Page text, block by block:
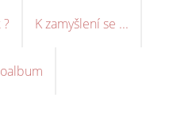
K zamyšlení se ...